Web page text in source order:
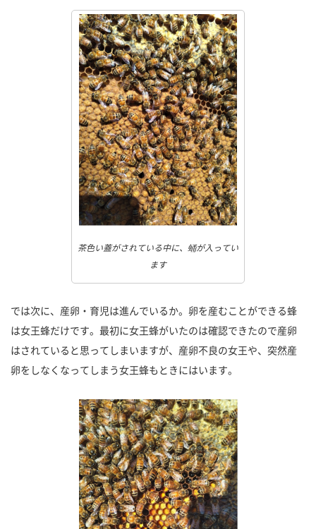
茶色い蓋がされている中に、蛹が入ってい
ます
では次に、産卵・育児は進んでいるか。卵を産むことができる蜂
は女王蜂だけです。最初に女王蜂がいたのは確認できたので産卵
はされていると思ってしまいますが、産卵不良の女王や、突然産
卵をしなくなってしまう女王蜂もときにはいます。